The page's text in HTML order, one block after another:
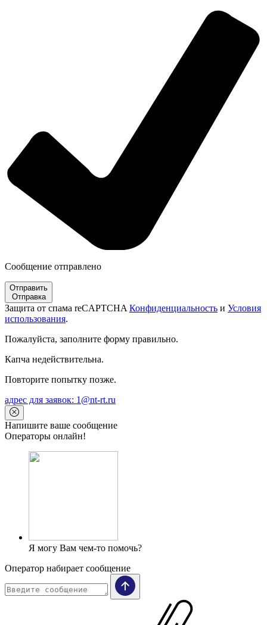
Сообщение отправлено
Отправить
Отправка
Защита от спама reCAPTCHA Конфиденциальность и Условия
использования.
Пожалуйста, заполните форму правильно.
Капча недействительна.
Повторите попытку позже.
адрес для заявок: 1@nt-rt.ru
Напишите ваше сообщение
Операторы онлайн!
Я могу Вам чем-то помочь?
Оператор набирает сообщение